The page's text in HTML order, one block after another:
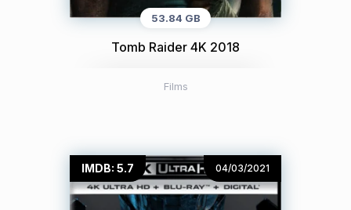
53.84 GB
Tomb Raider 4K 2018
Films
IMDB: 5.7 04/03/2021